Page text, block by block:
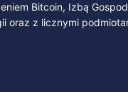
Bitcoin, Izbą
oraz z licznymi